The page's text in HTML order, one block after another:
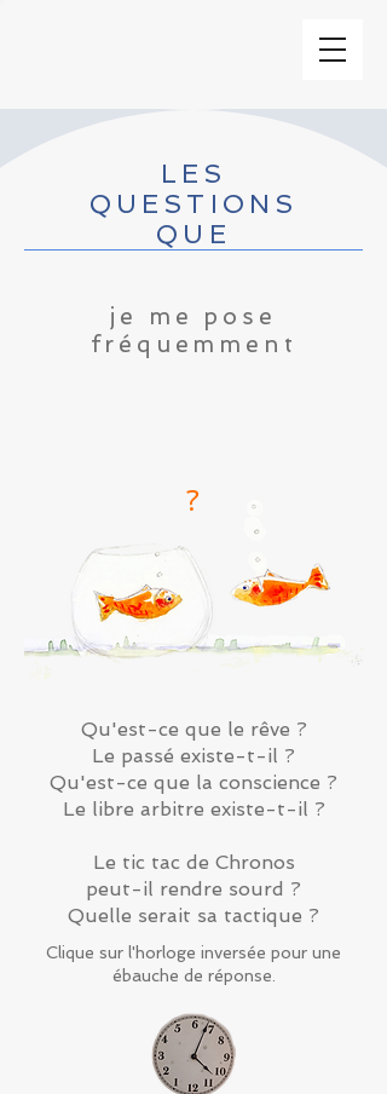
LES
QUESTIONS
QUE
je me pose
fréquemment
?
Qu'est-ce que le rêve ?
Le passé existe-t-il ?
Qu'est-ce que la conscience ?
Le libre arbitre existe-t-il ?
Le tic tac de Chronos
peut-il rendre sourd ?
Quelle serait sa tactique ?
Clique sur l'horloge inversée pour une
ébauche de réponse.